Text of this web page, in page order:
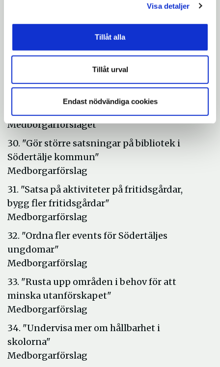
Visa detaljer
Tillåt alla
Tillåt urval
Endast nödvändiga cookies
Medborgarförslag
29. "Ha välplanerade strukturer för var de
nyanlända ska bo"
Bil A:190, Dnr: KS 17/295
Beslutsunderlag
Medborgarförslaget
30. "Gör större satsningar på bibliotek i
Södertälje kommun"
Medborgarförslag
31. "Satsa på aktiviteter på fritidsgårdar,
bygg fler fritidsgårdar"
Medborgarförslag
32. "Ordna fler events för Södertäljes
ungdomar"
Medborgarförslag
33. "Rusta upp områden i behov för att
minska utanförskapet"
Medborgarförslag
34. "Undervisa mer om hållbarhet i
skolorna"
Medborgarförslag